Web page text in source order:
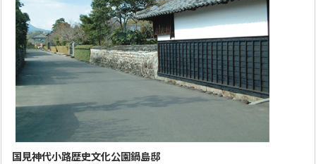
国見神代小路歴史文化公園鍋島邸